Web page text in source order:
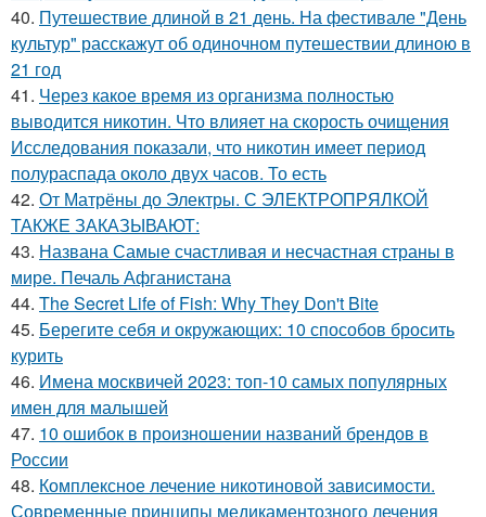
40. Путешествие длиной в 21 день. На фестивале "День
культур" расскажут об одиночном путешествии длиною в
21 год
41. Через какое время из организма полностью
выводится никотин. Что влияет на скорость очищения
Исследования показали, что никотин имеет период
полураспада около двух часов. То есть
42. От Матрёны до Электры. С ЭЛЕКТРОПРЯЛКОЙ
ТАКЖЕ ЗАКАЗЫВАЮТ:
43. Названа Самые счастливая и несчастная страны в
мире. Печаль Афганистана
44. The Secret Life of Fish: Why They Don't Bite
45. Берегите себя и окружающих: 10 способов бросить
курить
46. Имена москвичей 2023: топ-10 самых популярных
имен для малышей
47. 10 ошибок в произношении названий брендов в
России
48. Комплексное лечение никотиновой зависимости.
Современные принципы медикаментозного лечения